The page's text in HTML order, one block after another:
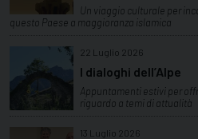
Un viaggio culturale per
questo Paese a maggioranza islamica
22 Luglio 2026
I dialoghi dell’Alpe
Appuntamenti estivi per
riguardo a temi di attualità
13 Luglio 2026